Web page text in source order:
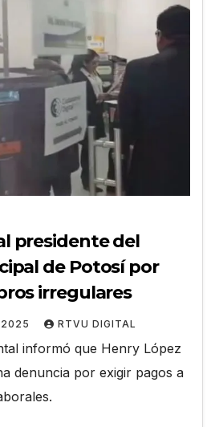
presidente del
de Potosí por
irregulares
2025 RTVU DIGITAL
informó que Henry López
denuncia por exigir pagos a